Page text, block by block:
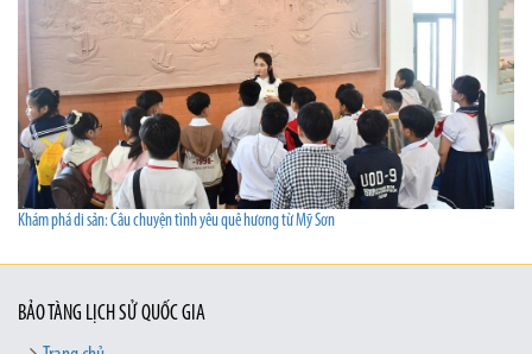
Khám phá di sản: Câu chuyện tình yêu quê hương từ Mỹ Sơn
BẢO TÀNG LỊCH SỬ QUỐC GIA